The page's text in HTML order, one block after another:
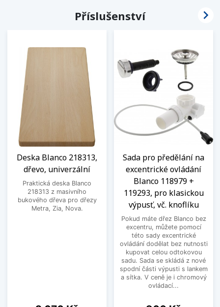
Příslušenství
Deska Blanco 218313,
dřevo, univerzální
Praktická deska Blanco
218313 z masivního
bukového dřeva pro dřezy
Metra, Zia, Nova.
Sada pro předělání na
excentrické ovládání
Blanco 118979 +
119293, pro klasickou
výpusť, vč. knoflíku
Pokud máte dřez Blanco bez
excentru, můžete pomocí
této sady excentrické
ovládání dodělat bez nutnosti
kupovat celou odtokovou
sadu. Sada se skládá z nové
spodní části výpusti s lankem
a sítka. V ceně je i chromový
ovládací...
